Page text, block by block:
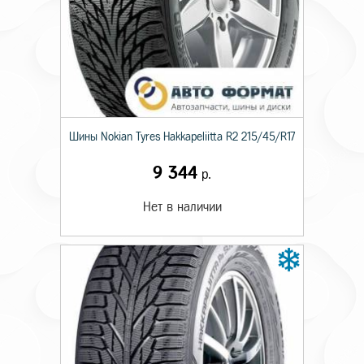
Шины Nokian Tyres Hakkapeliitta R2 215/45/R17
9 344 р.
Нет в наличии